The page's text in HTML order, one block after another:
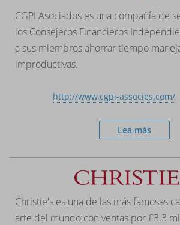
CGPI Asociados es una compañía de
los Consejeros Financieros
a sus miembros ahorrar tiempo
improductivas.
http://www.cgpi-associes.com/
Lea más
Christie's es una de las más famosas
arte del mundo con ventas por £3.3